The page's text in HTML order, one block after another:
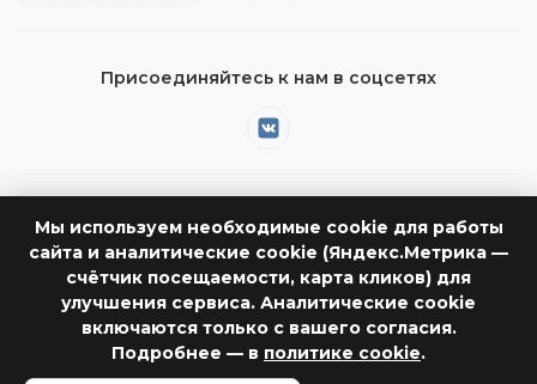
Присоединяйтесь к нам в соцсетях
Правила оплаты электронным сертификатом
© 2026 Архангельское ПРоП. Все права защищены.
Вся представленная на сайте информация
Мы используем необходимые cookie для работы
сайта и аналитические cookie (Яндекс.Метрика —
счётчик посещаемости, карта кликов) для
улучшения сервиса. Аналитические cookie
включаются только с вашего согласия.
Подробнее — в политике cookie.